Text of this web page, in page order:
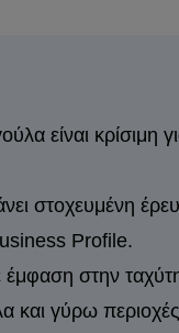
είναι κρίσιμη
στοχευμένη
Profile.
στην
και γύρω